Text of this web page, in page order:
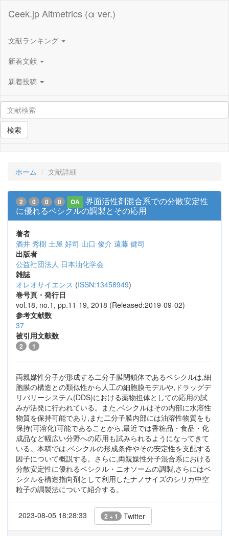
Ceek.jp Altmetrics (α ver.)
文献ランキング
新着文献
新着投稿
検索
ホーム 文献詳細
2 0 0 0 OA
界面活性剤混合系での分散安定性
に優れるベシクルの調製とその応用
著者
酒井 秀樹 土屋 好司 山口 俊介 遠藤 健司
出版者
公益社団法人 日本油化学会
雑誌
オレオサイエンス (ISSN:13458949)
巻号頁・発行日
vol.18, no.1, pp.11-19, 2018 (Released:2019-09-02)
参考文献数
37
被引用文献数
2 1
両親媒性分子が形成する二分子膜閉鎖体であるベシクルは,細
胞膜の構造との類似性から人工の細胞膜モデルや,ドラッグデ
リバリーシステム(DDS)における薬物担体としての応用の試
みが活発に行われている。また,ベシクルはその内部に水溶性
物質を保持可能であり,また二分子膜内部には油溶性物質をも
保持(可溶化)可能であることから,最近では香粧品・食品・化
成品など幅広い分野への応用も試みられるようになってきて
いる。本稿では,ベシクルの形成条件やその安定性を支配する
因子について概説する。さらに,両親媒性分子混合系における
分散安定性に優れるベシクル・ニオソームの調製,さらにはベ
シクルを構造指向剤として利用したナノサイズのシリカ中空
粒子の調製法について紹介する。
2023-08-05 18:28:33 2 + 1 Twitter